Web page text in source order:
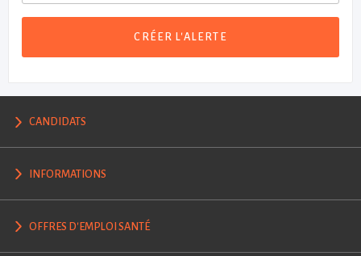
CRÉER L'ALERTE
CANDIDATS
INFORMATIONS
OFFRES D'EMPLOI SANTÉ